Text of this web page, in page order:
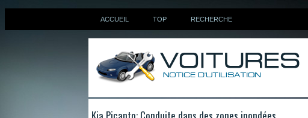
ACCUEIL TOP RECHERCHE